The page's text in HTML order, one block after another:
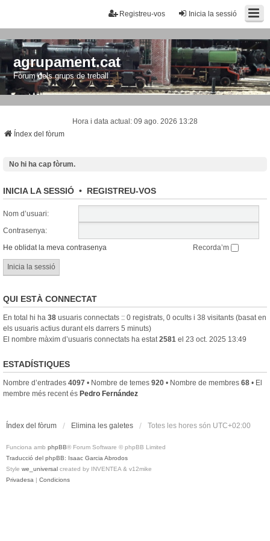
Inicia la sessió
Registreu-vos
agrupament.cat
Fòrum dels grups de treball
Hora i data actual: 09 ago. 2026 13:28
Índex del fòrum
No hi ha cap fòrum.
INICIA LA SESSIÓ • REGISTREU-VOS
Nom d’usuari:
Contrasenya:
He oblidat la meva contrasenya
Recorda’m
QUI ESTÀ CONNECTAT
En total hi ha 38 usuaris connectats :: 0 registrats, 0 ocults i 38 visitants (basat en
els usuaris actius durant els darrers 5 minuts)
El nombre màxim d’usuaris connectats ha estat 2581 el 23 oct. 2025 13:49
ESTADÍSTIQUES
Nombre d’entrades 4097 • Nombre de temes 920 • Nombre de membres 68 • El
membre més recent és Pedro Fernández
Índex del fòrum Elimina les galetes Totes les hores són UTC+02:00
Funciona amb phpBB® Forum Software © phpBB Limited
Traducció del phpBB: Isaac Garcia Abrodos
Style we_universal created by INVENTEA & v12mike
Privadesa | Condicions